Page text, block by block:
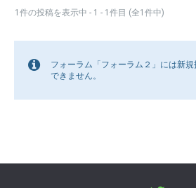
1件の投稿を表示中 - 1 - 1件目 (全1件中)
フォーラム「フォーラム２」には新
できません。